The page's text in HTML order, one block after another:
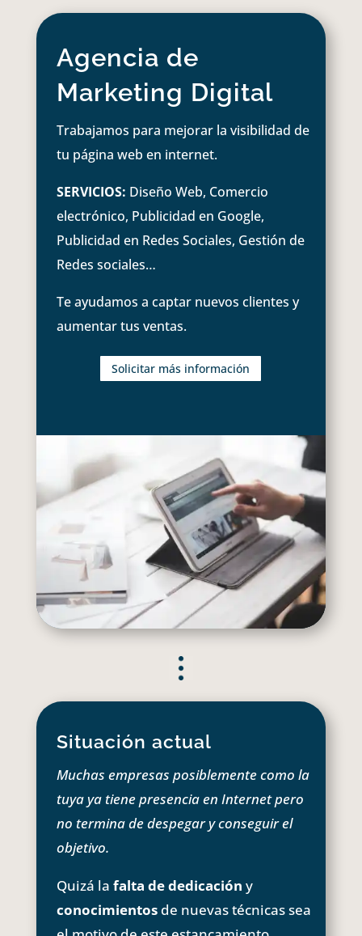
Agencia de
Marketing Digital
Trabajamos para mejorar la visibilidad de
tu página web en internet.
SERVICIOS: Diseño Web, Comercio
electrónico, Publicidad en Google,
Publicidad en Redes Sociales, Gestión de
Redes sociales…
Te ayudamos a captar nuevos clientes y
aumentar tus ventas.
Solicitar más información
Situación actual
Muchas empresas posiblemente como la
tuya ya tiene presencia en Internet pero
no termina de despegar y conseguir el
objetivo.
Quizá la falta de dedicación y
conocimientosde nuevas técnicas sea